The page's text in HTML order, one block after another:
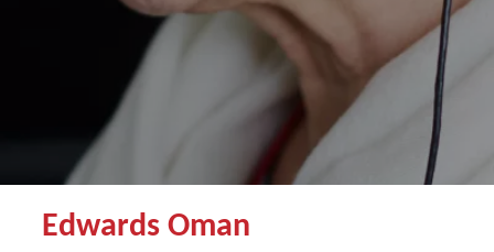
Edwards Oman